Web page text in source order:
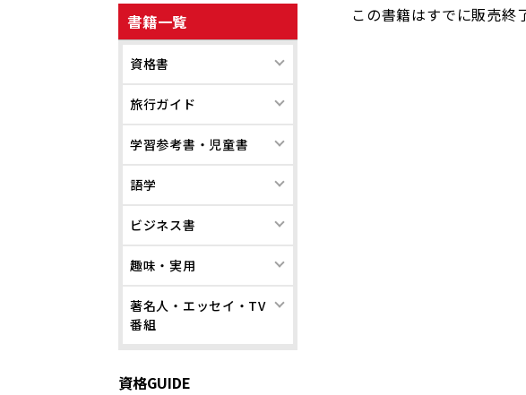
書籍一覧
資格書
旅行ガイド
学習参考書・児童書
語学
ビジネス書
趣味・実用
著名人・エッセイ・TV
番組
資格GUIDE
この書籍はすでに販売終